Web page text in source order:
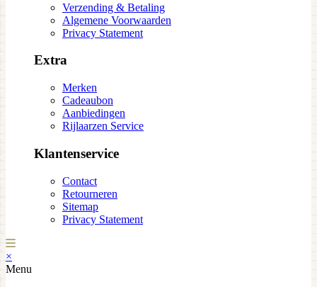
Verzending & Betaling
Algemene Voorwaarden
Privacy Statement
Extra
Merken
Cadeaubon
Aanbiedingen
Rijlaarzen Service
Klantenservice
Contact
Retourneren
Sitemap
Privacy Statement
×
Menu